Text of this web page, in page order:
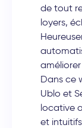
de tout
loyers,
Dans ce
Ublo et
locative
et